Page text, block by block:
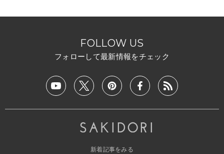
FOLLOW US
フォローして最新情報をチェック
新着記事をみる